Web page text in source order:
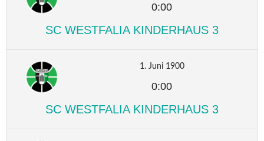
0:00
SC WESTFALIA KINDERHAUS 3
1. Juni 1900
0:00
SC WESTFALIA KINDERHAUS 3